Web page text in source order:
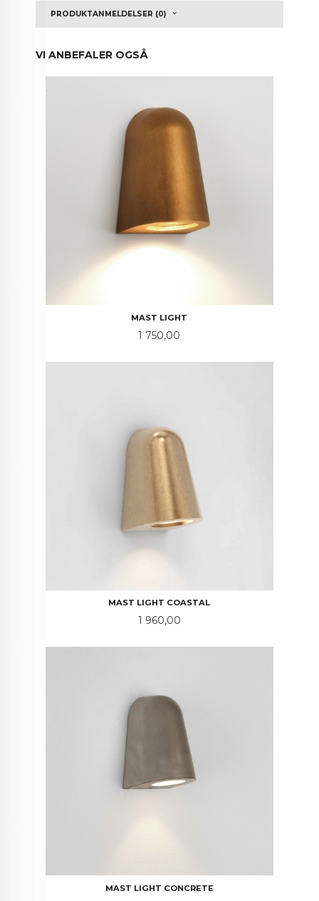
PRODUKTANMELDELSER (0)
VI ANBEFALER OGSÅ
MAST LIGHT
Pris
1 750,00
MAST LIGHT COASTAL
Pris
1 960,00
MAST LIGHT CONCRETE